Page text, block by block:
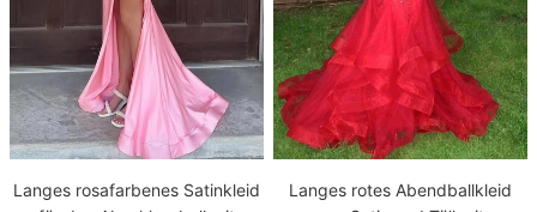
Langes rosafarbenes Satinkleid
Langes rotes Abendballkleid